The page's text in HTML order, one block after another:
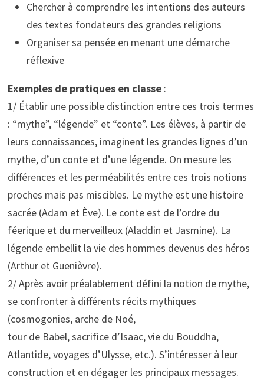
Chercher à comprendre les intentions des auteurs
des textes fondateurs des grandes religions
Organiser sa pensée en menant une démarche
réflexive
Exemples de pratiques en classe:
1/ Établir une possible distinction entre ces trois termes
: “mythe”, “légende” et “conte”. Les élèves, à partir de
leurs connaissances, imaginent les grandes lignes d’un
mythe, d’un conte et d’une légende. On mesure les
différences et les perméabilités entre ces trois notions
proches mais pas miscibles. Le mythe est une histoire
sacrée (Adam et Ève). Le conte est de l’ordre du
féerique et du merveilleux (Aladdin et Jasmine). La
légende embellit la vie des hommes devenus des héros
(Arthur et Guenièvre).
2/ Après avoir préalablement défini la notion de mythe,
se confronter à différents récits mythiques
(cosmogonies, arche de Noé,
tour de Babel, sacrifice d’Isaac, vie du Bouddha,
Atlantide, voyages d’Ulysse, etc.). S’intéresser à leur
construction et en dégager les principaux messages.